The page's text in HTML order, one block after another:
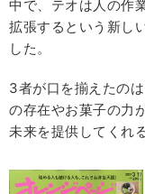
中で、テオは人の作
拡張するという新し
した。
3者が口を揃えたの
の存在やお菓子の力
未来を提供してくれ